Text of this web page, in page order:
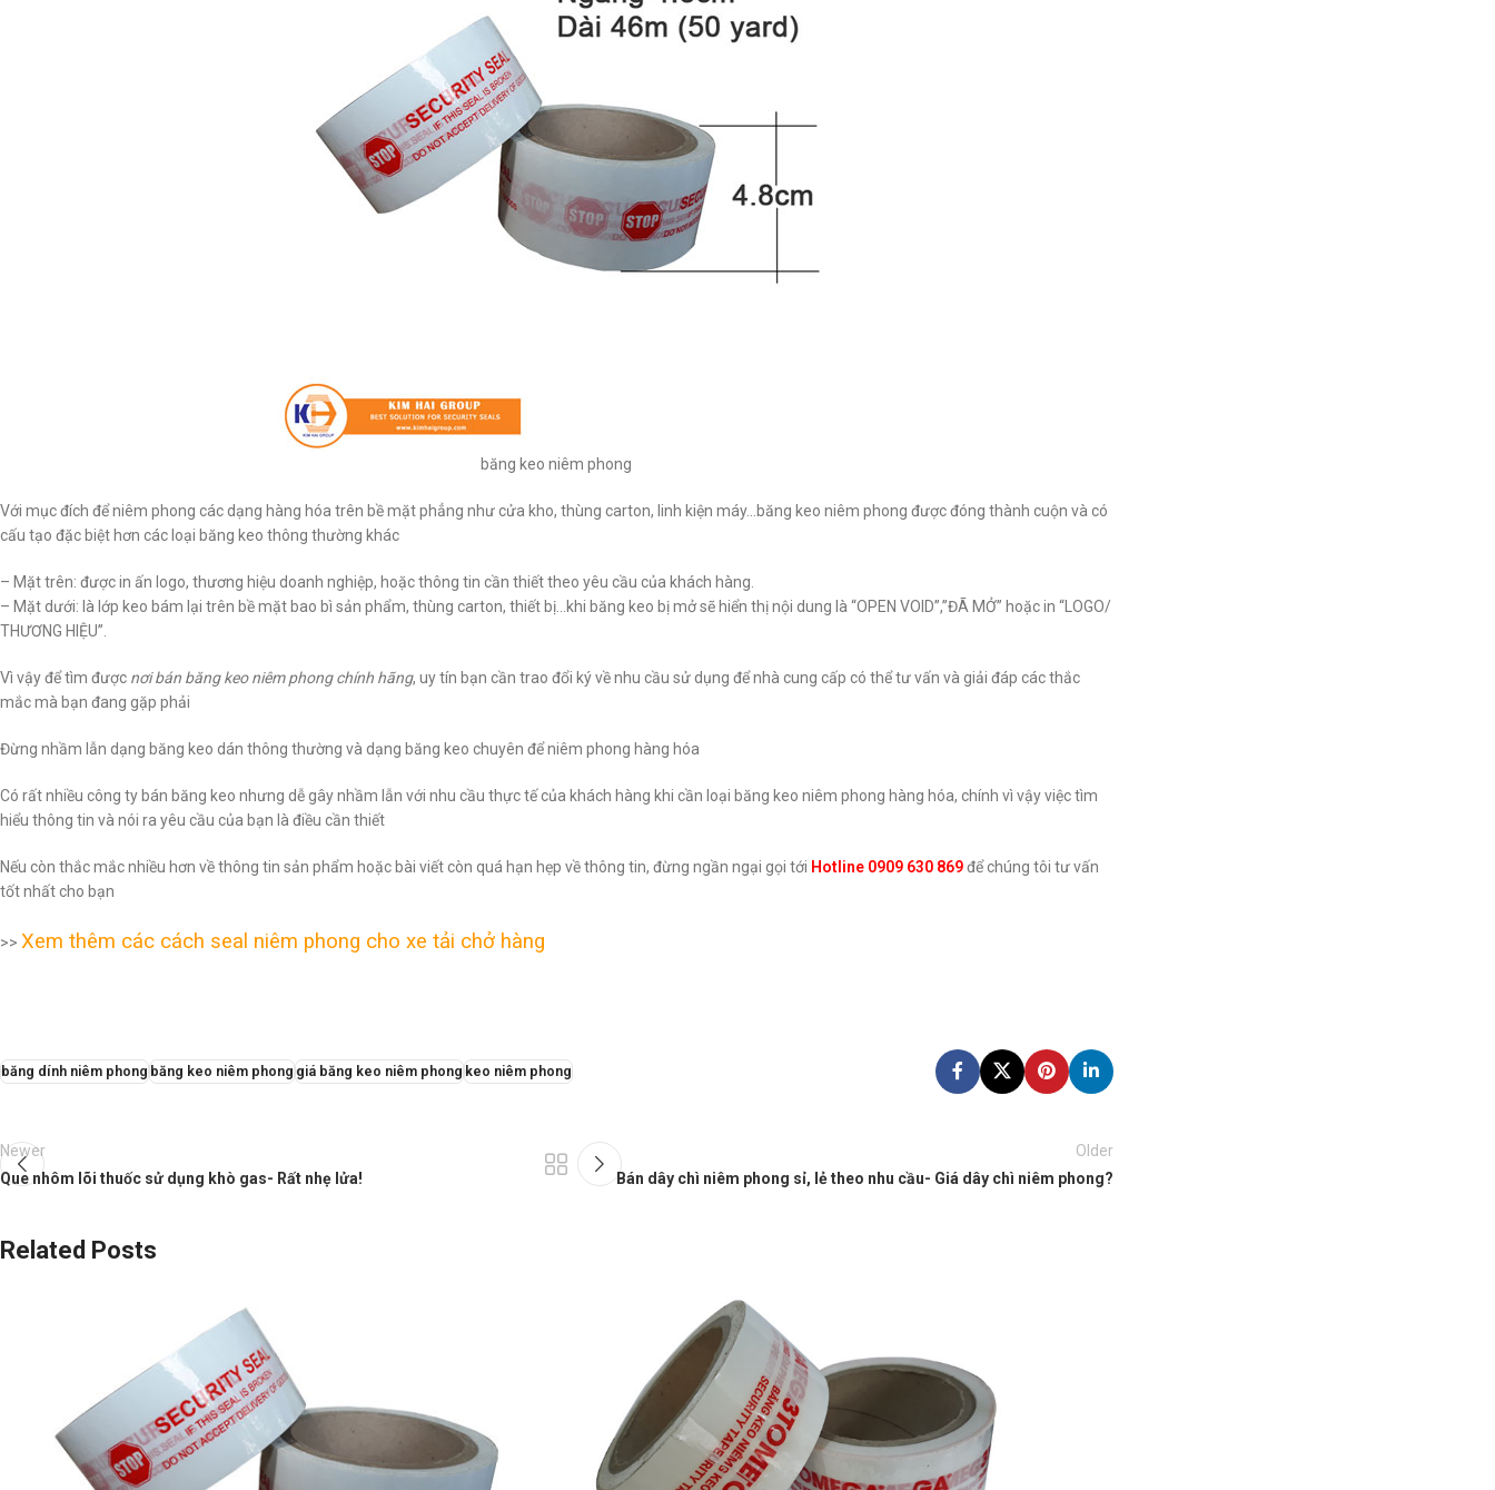
băng keo niêm phong
Với mục đích để niêm phong các dạng hàng hóa trên bề mặt phẳng như cửa kho, thùng carton, linh kiện máy…băng keo niêm phong được đóng thành cuộn và có
cấu tạo đặc biệt hơn các loại băng keo thông thường khác
– Mặt trên: được in ấn logo, thương hiệu doanh nghiệp, hoặc thông tin cần thiết theo yêu cầu của khách hàng.
– Mặt dưới: là lớp keo bám lại trên bề mặt bao bì sản phẩm, thùng carton, thiết bị…khi băng keo bị mở sẽ hiển thị nội dung là “OPEN VOID”,”ĐÃ MỞ” hoặc in “LOGO/
THƯƠNG HIỆU”.
Vì vậy để tìm được nơi bán băng keo niêm phong chính hãng, uy tín bạn cần trao đổi ký về nhu cầu sử dụng để nhà cung cấp có thể tư vấn và giải đáp các thắc
mắc mà bạn đang gặp phải
Đừng nhầm lẫn dạng băng keo dán thông thường và dạng băng keo chuyên để niêm phong hàng hóa
Có rất nhiều công ty bán băng keo nhưng dễ gây nhầm lẫn với nhu cầu thực tế của khách hàng khi cần loại băng keo niêm phong hàng hóa, chính vì vậy việc tìm
hiểu thông tin và nói ra yêu cầu của bạn là điều cần thiết
Nếu còn thắc mắc nhiều hơn về thông tin sản phẩm hoặc bài viết còn quá hạn hẹp về thông tin, đừng ngần ngại gọi tới Hotline 0909 630 869để chúng tôi tư vấn
tốt nhất cho bạn
>> Xem thêm các cách seal niêm phong cho xe tải chở hàng
băng dính niêm phong băng keo niêm phong giá băng keo niêm phong keo niêm phong
Newer
Que nhôm lõi thuốc sử dụng khò gas- Rất nhẹ lửa!
Older
Bán dây chì niêm phong sỉ, lẻ theo nhu cầu- Giá dây chì niêm phong?
Related Posts